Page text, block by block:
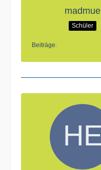
madmue
Schüler
Beiträge